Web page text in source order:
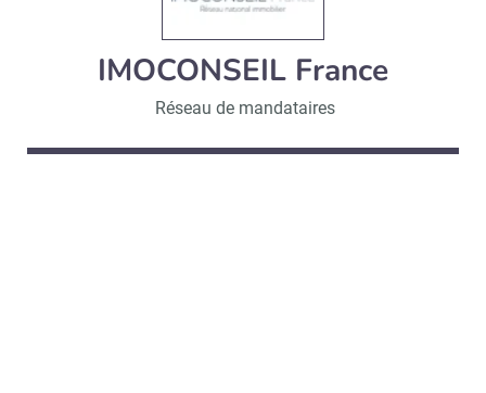
IMOCONSEIL France
Réseau de mandataires